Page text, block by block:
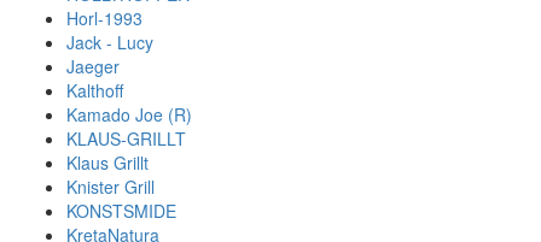
Horl-1993
Jack - Lucy
Jaeger
Kalthoff
Kamado Joe (R)
KLAUS-GRILLT
Klaus Grillt
Knister Grill
KONSTSMIDE
KretaNatura